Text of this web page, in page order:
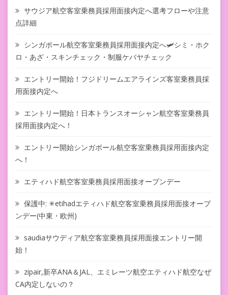
サウジア航空客室乗務員採用面接内定へ選考フローや注意
点詳細
シンガポール航空客室乗務員採用面接内定へ🛩シミ・ホク
ロ・あざ・スキンチェック・制服ケバヤチェック
エントリー開始！フジドリームエアラインズ客室乗務員採
用面接内定へ
エントリー開始！日本トランスオーシャン航空客室乗務員
採用面接内定へ！
エントリー開始シンガポール航空客室乗務員採用面接内定
へ！
エティハド航空客室乗務員採用面接オープンデー
保護中: ✳︎etihadエティハド航空客室乗務員採用面接オープ
ンデー(中東・欧州)
saudiaサウディア航空客室乗務員採用面接エントリー開
始！
zipair,新卒ANA＆JAL、エミレーツ航空エティハド航空なぜ
CA内定しないの？